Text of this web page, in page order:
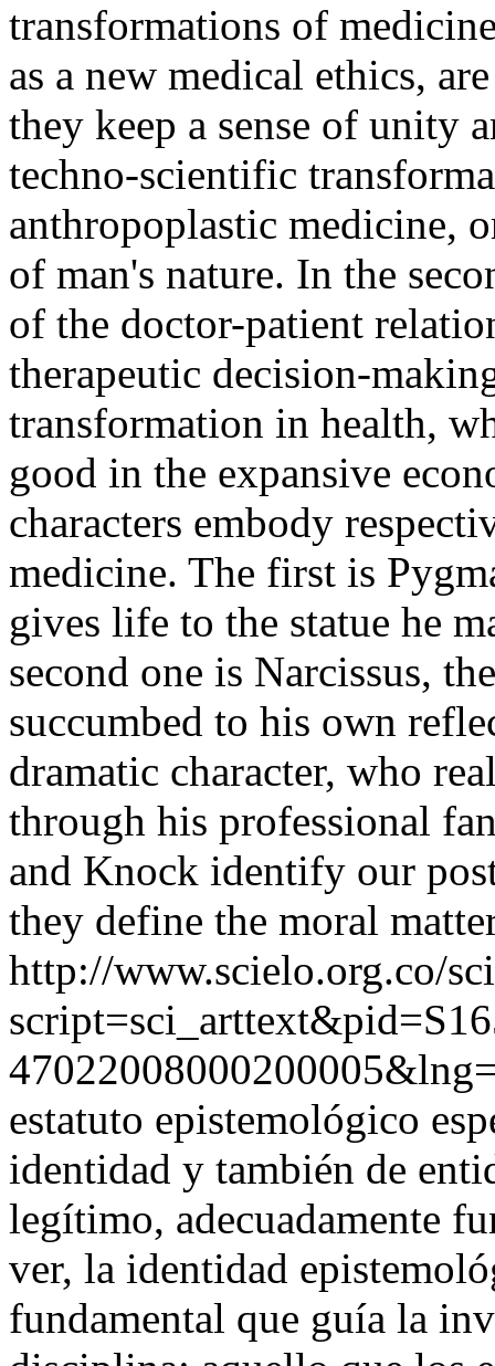
transformations of
as a new medical ethics,
they keep a sense of unity
techno-scientific
anthropoplastic medicine,
of man's nature. In the
of the doctor-patient
therapeutic decision-
transformation in health,
good in the expansive
characters embody
medicine. The first is
gives life to the statue he
second one is Narcissus,
succumbed to his own
dramatic character, who
through his professional
and Knock identify our
they define the moral
http://www.scielo.org.co/
estatuto epistemológico
identidad y también de
legítimo, adecuadamente
ver, la identidad
fundamental que guía la